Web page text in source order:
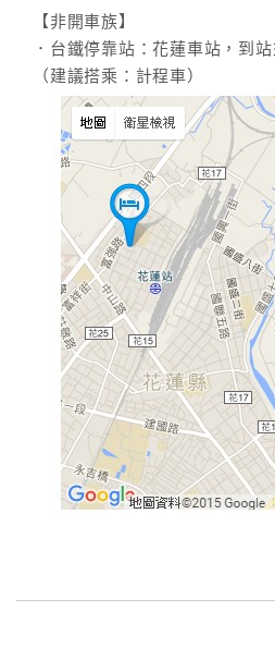
【非開車族】
．台鐵停靠站：花蓮車站，到
（建議搭乘：計程車）